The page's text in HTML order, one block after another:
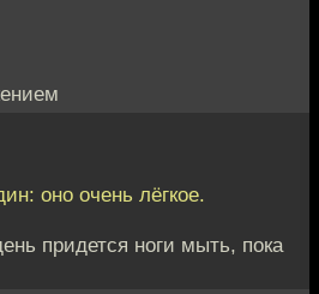
оно очень лёгкое.
придется ноги мыть, пока